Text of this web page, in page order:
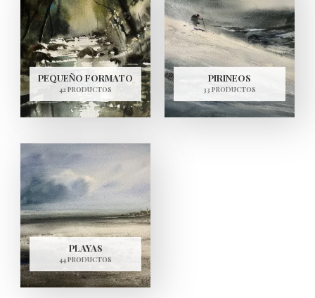
PEQUEÑO FORMATO
42 PRODUCTOS
PIRINEOS
33 PRODUCTOS
PLAYAS
44 PRODUCTOS